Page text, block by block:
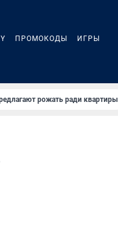
ПРОМОКОДЫ ИГРЫ
рожать ради квартиры